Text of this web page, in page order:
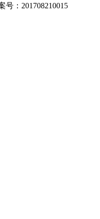
号：201708210015